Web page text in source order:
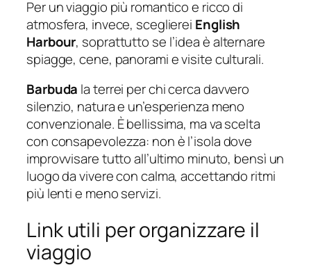
Per un viaggio più romantico e ricco di
atmosfera, invece, sceglierei English
Harbour, soprattutto se l’idea è alternare
spiagge, cene, panorami e visite culturali.
Barbuda la terrei per chi cerca davvero
silenzio, natura e un’esperienza meno
convenzionale. È bellissima, ma va scelta
con consapevolezza: non è l’isola dove
improvvisare tutto all’ultimo minuto, bensì un
luogo da vivere con calma, accettando ritmi
più lenti e meno servizi.
Link utili per organizzare il
viaggio